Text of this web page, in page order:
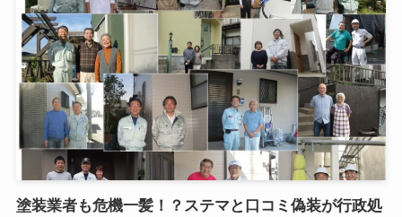
塗装業者も危機一髪！？ステマと口コミ偽装が行政処